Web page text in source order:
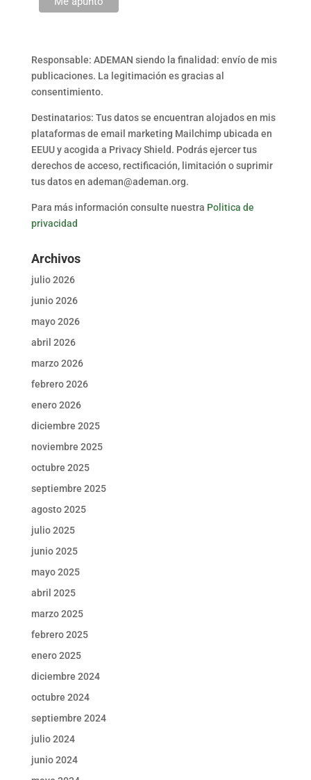
Responsable: ADEMAN siendo la finalidad: envío de mis
publicaciones. La legitimación es gracias al
consentimiento.
Destinatarios: Tus datos se encuentran alojados en mis
plataformas de email marketing Mailchimp ubicada en
EEUU y acogida a Privacy Shield. Podrás ejercer tus
derechos de acceso, rectificación, limitación o suprimir
tus datos en ademan@ademan.org.
Para más información consulte nuestra Politica de
privacidad
Archivos
julio 2026
junio 2026
mayo 2026
abril 2026
marzo 2026
febrero 2026
enero 2026
diciembre 2025
noviembre 2025
octubre 2025
septiembre 2025
agosto 2025
julio 2025
junio 2025
mayo 2025
abril 2025
marzo 2025
febrero 2025
enero 2025
diciembre 2024
octubre 2024
septiembre 2024
julio 2024
junio 2024